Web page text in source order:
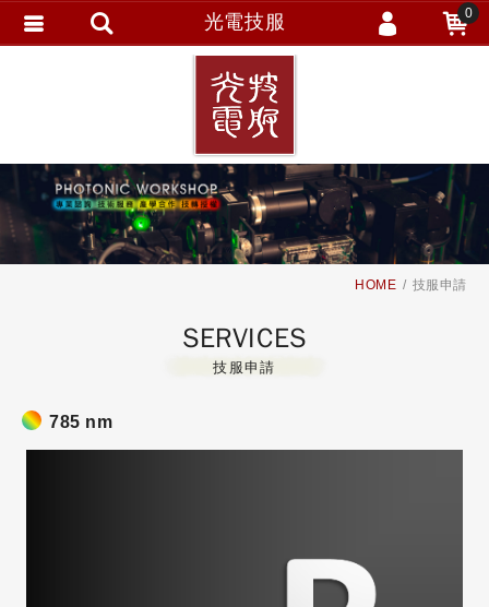
HOME 技服申請
SERVICES
技服申請
785 nm
光電技服 0
會員註冊
忘記密碼
訂單查詢
追蹤清單